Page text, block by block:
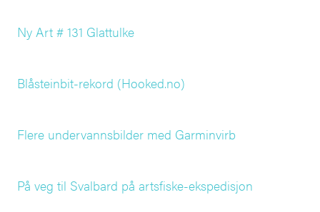
Ny Art # 131 Glattulke
Blåsteinbit-rekord (Hooked.no)
Flere undervannsbilder med Garminvirb
På veg til Svalbard på artsfiske-ekspedisjon